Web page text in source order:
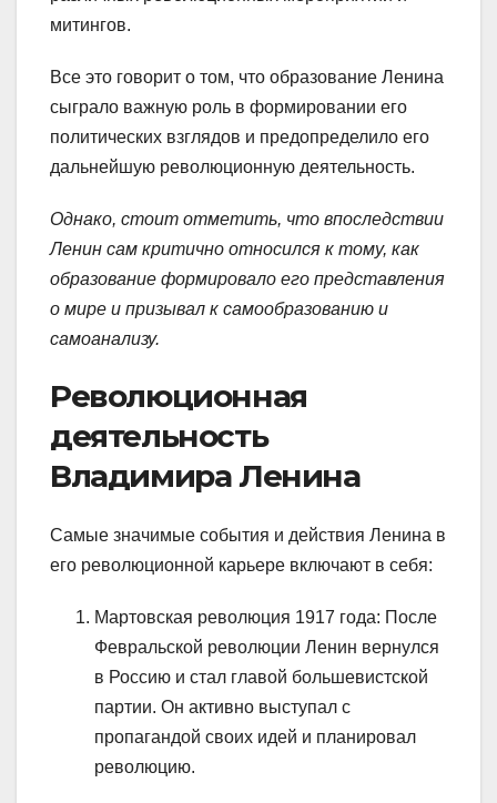
митингов.
Все это говорит о том, что образование Ленина
сыграло важную роль в формировании его
политических взглядов и предопределило его
дальнейшую революционную деятельность.
Однако, стоит отметить, что впоследствии
Ленин сам критично относился к тому, как
образование формировало его представления
о мире и призывал к самообразованию и
самоанализу.
Революционная
деятельность
Владимира Ленина
Самые значимые события и действия Ленина в
его революционной карьере включают в себя:
Мартовская революция 1917 года: После
Февральской революции Ленин вернулся
в Россию и стал главой большевистской
партии. Он активно выступал с
пропагандой своих идей и планировал
революцию.